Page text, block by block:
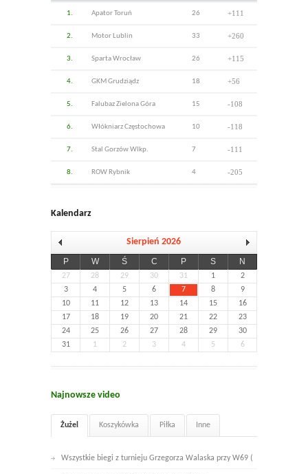
1. Apator Toruń 26 +111
2. Motor Lublin 33 +260
3. Sparta Wrocław 26 +115
4. GKM Grudziądz 18 +56
5. Falubaz Zielona Góra 15 -108
6. Włókniarz Częstochowa 10 -118
7. Stal Gorzów Wlkp. 7 -111
8. ROW Rybnik 4 -205
Kalendarz
Sierpień 2026
P W Ś C P S N
27 28 29 30 31 1
2
3
4 5 6 7 8
9
10
11 12 13 14 15
16
17
18 19 20 21 22
23
24
25 26 27 28 29
30
31
1 2 3 4 5 6
Najnowsze video
Żużel Koszykówka Piłka Inne
Wszystkie biegi z turnieju Grzegorza Walaska przy W69 (